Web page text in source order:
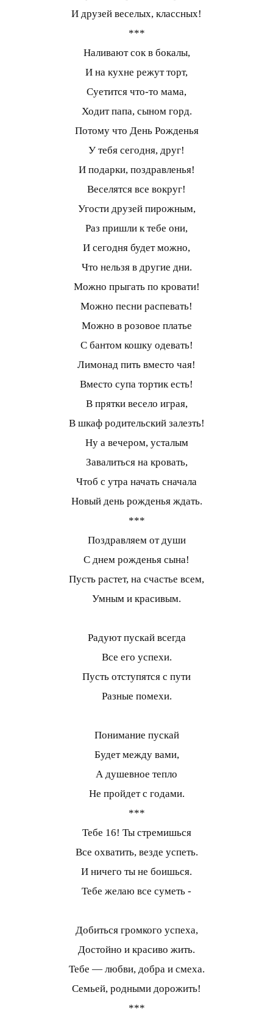
И друзей веселых, классных!
***
Наливают сок в бокалы,
И на кухне режут торт,
Суетится что-то мама,
Ходит папа, сыном горд.
Потому что День Рожденья
У тебя сегодня, друг!
И подарки, поздравленья!
Веселятся все вокруг!
Угости друзей пирожным,
Раз пришли к тебе они,
И сегодня будет можно,
Что нельзя в другие дни.
Можно прыгать по кровати!
Можно песни распевать!
Можно в розовое платье
С бантом кошку одевать!
Лимонад пить вместо чая!
Вместо супа тортик есть!
В прятки весело играя,
В шкаф родительский залезть!
Ну а вечером, усталым
Завалиться на кровать,
Чтоб с утра начать сначала
Новый день рожденья ждать.
***
Поздравляем от души
С днем рожденья сына!
Пусть растет, на счастье всем,
Умным и красивым.
Радуют пускай всегда
Все его успехи.
Пусть отступятся с пути
Разные помехи.
Понимание пускай
Будет между вами,
А душевное тепло
Не пройдет с годами.
***
Тебе 16! Ты стремишься
Все охватить, везде успеть.
И ничего ты не боишься.
Тебе желаю все суметь -
Добиться громкого успеха,
Достойно и красиво жить.
Тебе — любви, добра и смеха.
Семьей, родными дорожить!
***